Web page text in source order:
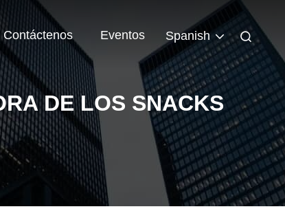
Contáctenos Eventos Spanish
DE LOS SNACKS